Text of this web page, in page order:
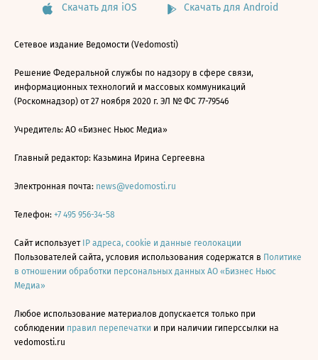
Скачать для iOS Скачать для Android
Сетевое издание Ведомости (Vedomosti)
Решение Федеральной службы по надзору в сфере связи,
информационных технологий и массовых коммуникаций
(Роскомнадзор) от 27 ноября 2020 г. ЭЛ № ФС 77-79546
Учредитель: АО «Бизнес Ньюс Медиа»
Главный редактор: Казьмина Ирина Сергеевна
Электронная почта: news@vedomosti.ru
Телефон: +7 495 956-34-58
Сайт использует IP адреса, cookie и данные геолокации
Пользователей сайта, условия использования содержатся в Политике
в отношении обработки персональных данных АО «Бизнес Ньюс
Медиа»
Любое использование материалов допускается только при
соблюдении правил перепечатки и при наличии гиперссылки на
vedomosti.ru